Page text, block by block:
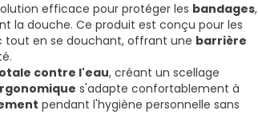
efficace pour protéger les bandages,
la douche. Ce produit est conçu pour les
tout en se douchant, offrant une barrière
contre l'eau, créant un scellage
s'adapte confortablement à
pendant l'hygiène personnelle sans